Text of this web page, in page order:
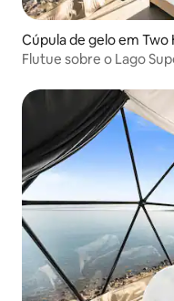
Cúpula de gelo em Two
Flutue sobre o Lago